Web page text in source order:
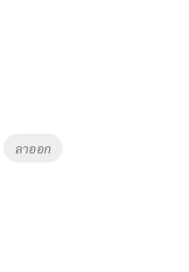
ลาออก